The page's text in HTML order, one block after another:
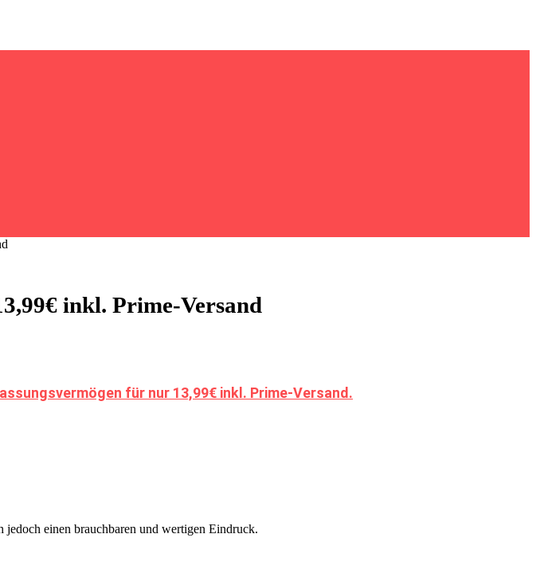
inkl. Prime-Versand
für nur 13,99€ inkl. Prime-Versand.
jedoch einen brauchbaren und wertigen Eindruck.